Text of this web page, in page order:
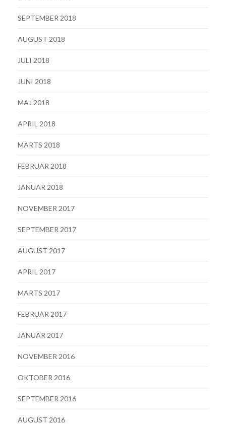
SEPTEMBER 2018
AUGUST 2018
JULI 2018
JUNI 2018
MAJ 2018
APRIL 2018
MARTS 2018
FEBRUAR 2018
JANUAR 2018
NOVEMBER 2017
SEPTEMBER 2017
AUGUST 2017
APRIL 2017
MARTS 2017
FEBRUAR 2017
JANUAR 2017
NOVEMBER 2016
OKTOBER 2016
SEPTEMBER 2016
AUGUST 2016